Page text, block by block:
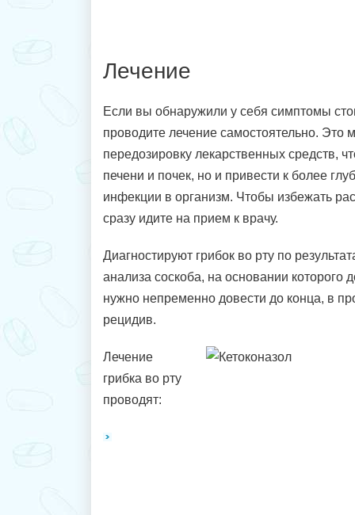
Лечение
Если вы обнаружили у себя симптомы
проводите лечение самостоятельно. Это
передозировку лекарственных средств,
печени и почек, но и привести к более
инфекции в организм. Чтобы избежать
сразу идите на прием к врачу.
Диагностируют грибок во рту по
анализа соскоба, на основании которого
нужно непременно довести до конца, в
рецидив.
Лечение
грибка во рту
проводят: